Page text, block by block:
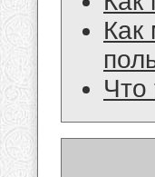
Как
Что